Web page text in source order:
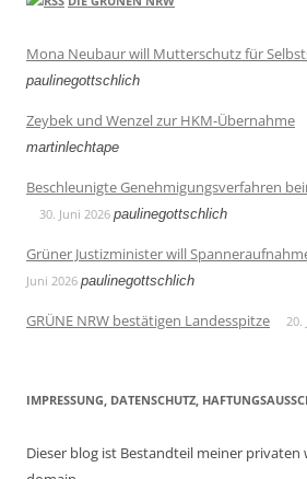
Mona Neubaur will Mutterschutz für
paulinegottschlich
Zeybek und Wenzel zur HKM-Übernahme
martinlechtape
Beschleunigte Genehmigungsverfahren
30. Juni 2026 paulinegottschlich
Grüner Justizminister will
Juni 2026 paulinegottschlich
GRÜNE NRW bestätigen Landesspitze 20.
IMPRESSUNG, DATENSCHUTZ,
Dieser blog ist Bestandteil meiner